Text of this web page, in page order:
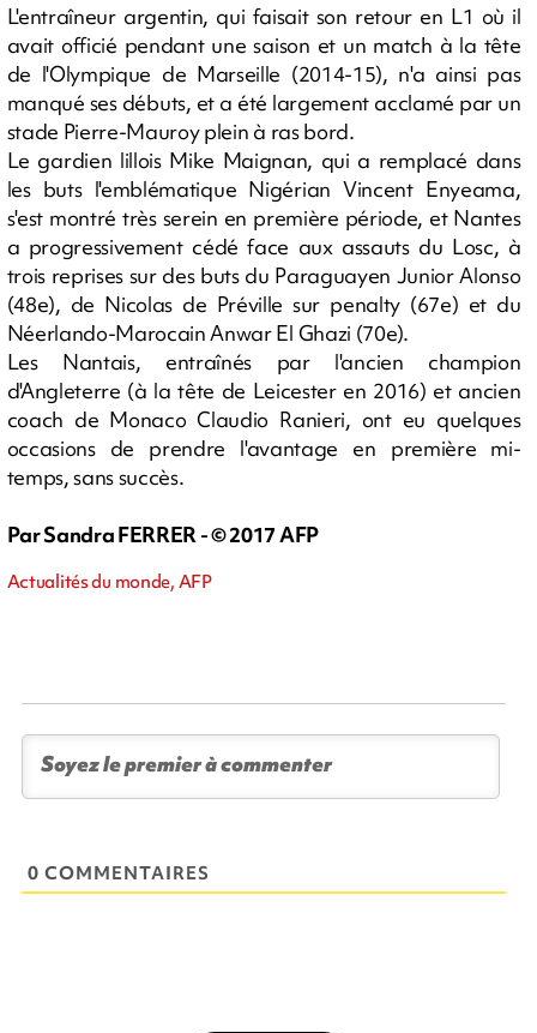
L'entraîneur argentin, qui faisait son retour en L1 où il
avait officié pendant une saison et un match à la tête
de l'Olympique de Marseille (2014-15), n'a ainsi pas
manqué ses débuts, et a été largement acclamé par un
stade Pierre-Mauroy plein à ras bord.
Le gardien lillois Mike Maignan, qui a remplacé dans
les buts l'emblématique Nigérian Vincent Enyeama,
s'est montré très serein en première période, et Nantes
a progressivement cédé face aux assauts du Losc, à
trois reprises sur des buts du Paraguayen Junior Alonso
(48e), de Nicolas de Préville sur penalty (67e) et du
Néerlando-Marocain Anwar El Ghazi (70e).
Les Nantais, entraînés par l'ancien champion
d'Angleterre (à la tête de Leicester en 2016) et ancien
coach de Monaco Claudio Ranieri, ont eu quelques
occasions de prendre l'avantage en première mi-
temps, sans succès.
Par Sandra FERRER - © 2017 AFP
Actualités du monde, AFP
0 COMMENTAIRES